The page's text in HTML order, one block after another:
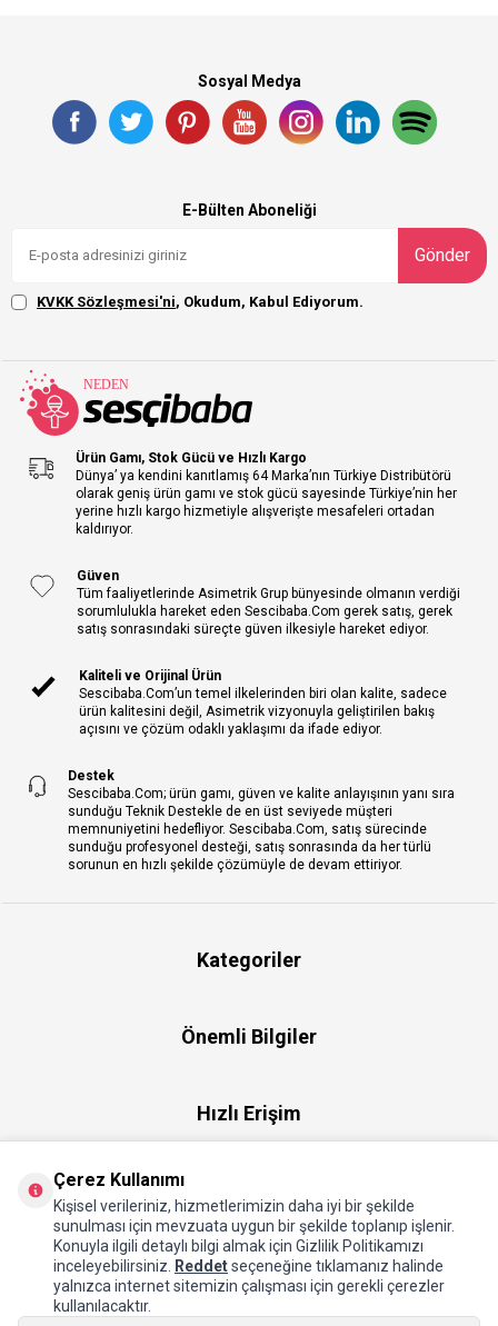
Sosyal Medya
E-Bülten Aboneliği
Gönder
KVKK Sözleşmesi'ni, Okudum, Kabul Ediyorum.
Ürün Gamı, Stok Gücü ve Hızlı Kargo
Dünya’ ya kendini kanıtlamış 64 Marka’nın Türkiye Distribütörü
olarak geniş ürün gamı ve stok gücü sayesinde Türkiye’nin her
yerine hızlı kargo hizmetiyle alışverişte mesafeleri ortadan
kaldırıyor.
Güven
Tüm faaliyetlerinde Asimetrik Grup bünyesinde olmanın verdiği
sorumlulukla hareket eden Sescibaba.Com gerek satış, gerek
satış sonrasındaki süreçte güven ilkesiyle hareket ediyor.
Kaliteli ve Orijinal Ürün
Sescibaba.Com’un temel ilkelerinden biri olan kalite, sadece
ürün kalitesini değil, Asimetrik vizyonuyla geliştirilen bakış
açısını ve çözüm odaklı yaklaşımı da ifade ediyor.
Destek
Sescibaba.Com; ürün gamı, güven ve kalite anlayışının yanı sıra
sunduğu Teknik Destekle de en üst seviyede müşteri
memnuniyetini hedefliyor. Sescibaba.Com, satış sürecinde
sunduğu profesyonel desteği, satış sonrasında da her türlü
sorunun en hızlı şekilde çözümüyle de devam ettiriyor.
Kategoriler
Önemli Bilgiler
Hızlı Erişim
Hakkımızda
Çerez Kullanımı
Kişisel verileriniz, hizmetlerimizin daha iyi bir şekilde
sunulması için mevzuata uygun bir şekilde toplanıp işlenir.
Konuyla ilgili detaylı bilgi almak için Gizlilik Politikamızı
inceleyebilirsiniz.
Reddetseçeneğine tıklamanız halinde
yalnızca internet sitemizin çalışması için gerekli çerezler
kullanılacaktır.